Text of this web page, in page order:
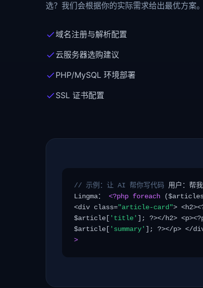
选？我们会根据你的实际需求给出最优方案。
域名注册与解析配置
云服务器选购建议
PHP/MySQL 环境部署
SSL 证书配置
// 示例：让 AI 帮你写代码 用户：帮
Lingma： <?php foreach
<div class="article-card">
$article[ 'title' ]; ?></h2>
$article[ 'summary' ]; ?></p> </
>